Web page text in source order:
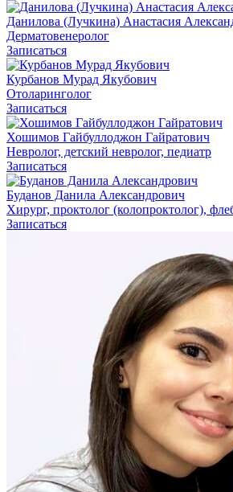
Данилова (Лучкина) Анастасия
Дерматовенеролог
Записаться
Курбанов Мурад Якубович
Отоларинголог
Записаться
Хошимов Гайбуллоджон Гайратович
Невролог, детский невролог, педиатр
Записаться
Буданов Данила Александрович
Хирург, проктолог (колопроктолог),
Записаться